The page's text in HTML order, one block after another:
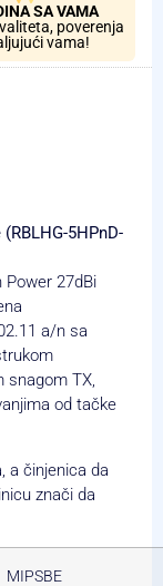
SA VAMA
poverenja
vama!
5HPnD-
Power 27dBi
a/n sa
snagom TX,
od tačke
a činjenica da
znači da
MIPSBE